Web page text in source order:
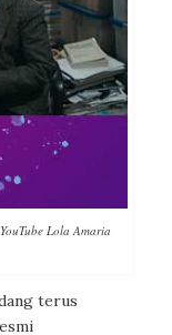
Lola Amaria
terus